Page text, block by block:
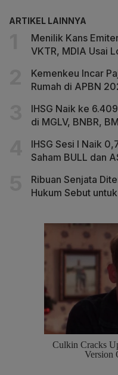
ARTIKEL LAINNYA
Menilik Kans
VKTR, MDIA Usai
Kemenkeu Incar
Rumah di APBN
IHSG Naik ke
di MGLV, BNBR,
IHSG Sesi I Naik
Saham BULL dan
Ribuan Senjata
Hukum Sebut